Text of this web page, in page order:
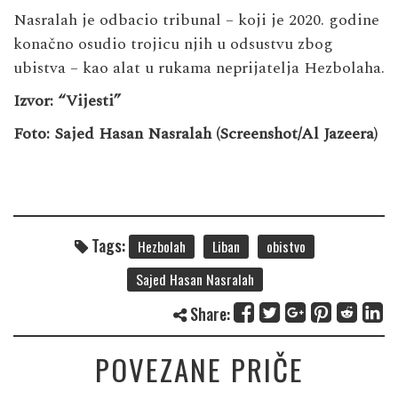
Nasralah je odbacio tribunal – koji je 2020. godine
konačno osudio trojicu njih u odsustvu zbog
ubistva – kao alat u rukama neprijatelja Hezbolaha.
Izvor: “Vijesti”
Foto: Sajed Hasan Nasralah (Screenshot/Al Jazeera)
Tags: Hezbolah Liban
obistvo
Sajed Hasan Nasralah
Share:
POVEZANE PRIČE